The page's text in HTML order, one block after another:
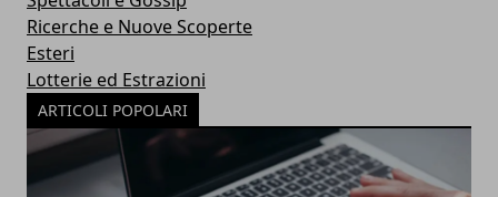
Ricerche e Nuove Scoperte
Esteri
Lotterie ed Estrazioni
ARTICOLI POPOLARI